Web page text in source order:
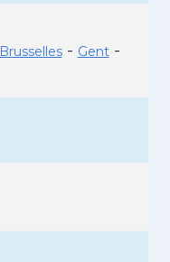
Brusselles- Gent-